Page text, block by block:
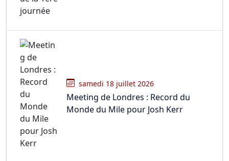
samedi 18 juillet 2026
Meeting de Londres : Record du
Monde du Mile pour Josh Kerr